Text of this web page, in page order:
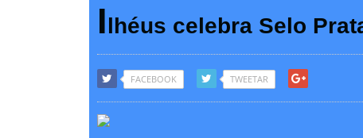
Ilhéus celebra Selo
FACEBOOK TWEETAR